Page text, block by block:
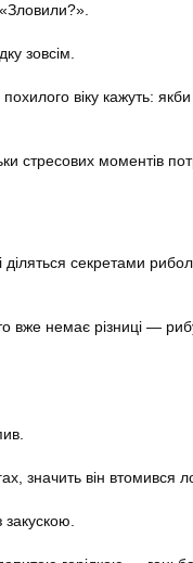
зовсім.
віку кажуть:
стресових моментів
секретами
вже немає різниці —
значить він втомився
закускою.